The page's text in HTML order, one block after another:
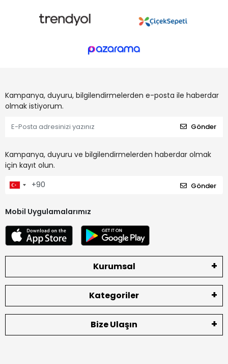
Kampanya, duyuru, bilgilendirmelerden e-posta ile haberdar
olmak istiyorum.
Gönder
Kampanya, duyuru ve bilgilendirmelerden haberdar olmak
için kayıt olun.
Gönder
Mobil Uygulamalarımız
Kurumsal
Kategoriler
Bize Ulaşın